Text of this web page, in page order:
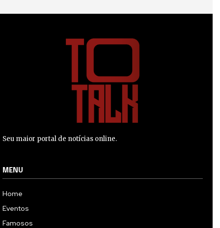
Seu maior portal de notícias online.
MENU
Home
Eventos
Famosos